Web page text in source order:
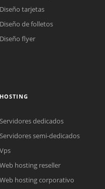
Diseño tarjetas
Diseño de folletos
Diseño flyer
HOSTING
Servidores dedicados
Servidores semi-dedicados
Vps
Web hosting reseller
Web hosting corporativo